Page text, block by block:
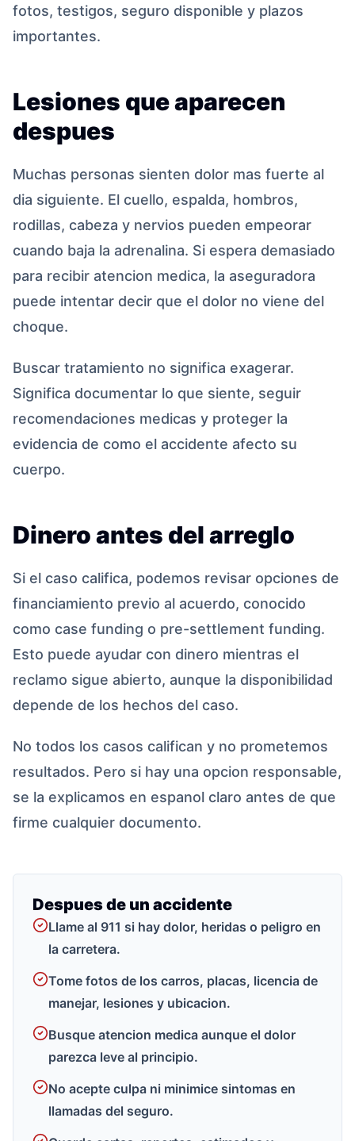
fotos, testigos, seguro disponible y plazos
importantes.
Lesiones que aparecen
despues
Muchas personas sienten dolor mas fuerte al
dia siguiente. El cuello, espalda, hombros,
rodillas, cabeza y nervios pueden empeorar
cuando baja la adrenalina. Si espera demasiado
para recibir atencion medica, la aseguradora
puede intentar decir que el dolor no viene del
choque.
Buscar tratamiento no significa exagerar.
Significa documentar lo que siente, seguir
recomendaciones medicas y proteger la
evidencia de como el accidente afecto su
cuerpo.
Dinero antes del arreglo
Si el caso califica, podemos revisar opciones de
financiamiento previo al acuerdo, conocido
como case funding o pre-settlement funding.
Esto puede ayudar con dinero mientras el
reclamo sigue abierto, aunque la disponibilidad
depende de los hechos del caso.
No todos los casos califican y no prometemos
resultados. Pero si hay una opcion responsable,
se la explicamos en espanol claro antes de que
firme cualquier documento.
Despues de un accidente
Llame al 911 si hay dolor, heridas o peligro en
la carretera.
Tome fotos de los carros, placas, licencia de
manejar, lesiones y ubicacion.
Busque atencion medica aunque el dolor
parezca leve al principio.
No acepte culpa ni minimice sintomas en
llamadas del seguro.